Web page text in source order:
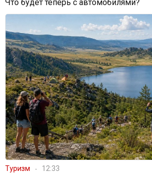
Что будет теперь с автомобилями?
Туризм 12:33